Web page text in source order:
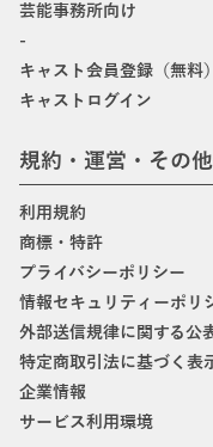
芸能事務所向け
-
キャスト会員登録（無料）
キャストログイン
規約・運営・その他
利用規約
商標・特許
プライバシーポリシー
情報セキュリティーポリ
外部送信規律に関する公
特定商取引法に基づく表
企業情報
サービス利用環境